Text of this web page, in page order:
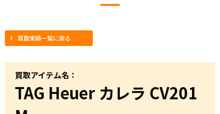
買取実績一覧に戻る
買取アイテム名：
TAG Heuer カレラ CV201